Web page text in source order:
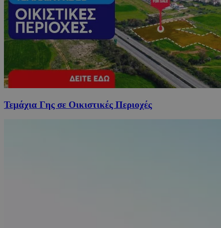
Τεμάχια Γης σε Οικιστικές Περιοχές